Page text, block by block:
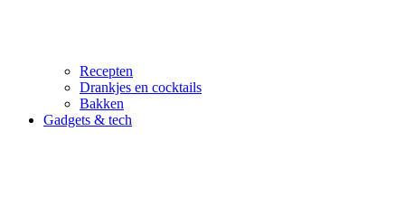
Recepten
Drankjes en cocktails
Bakken
Gadgets & tech